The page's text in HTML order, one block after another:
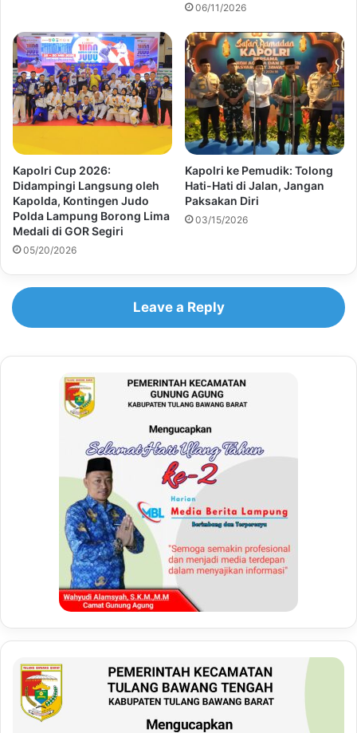
06/11/2026
Kapolri Cup 2026:
Didampingi Langsung oleh
Kapolda, Kontingen Judo
Polda Lampung Borong Lima
Medali di GOR Segiri
05/20/2026
Kapolri ke Pemudik: Tolong
Hati-Hati di Jalan, Jangan
Paksakan Diri
03/15/2026
Leave a Reply